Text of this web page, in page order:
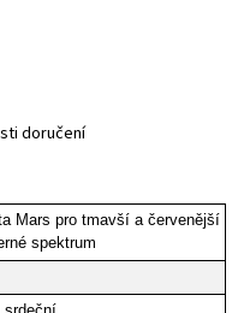
doručení
Mars pro tmavší a červenější
spektrum